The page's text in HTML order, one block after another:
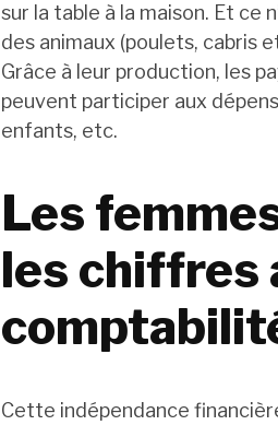
sur la table à la maison. Et
des animaux (poulets, cabris
Grâce à leur production, les
peuvent participer aux
enfants, etc.
Les
les chiffres
Cette indépendance